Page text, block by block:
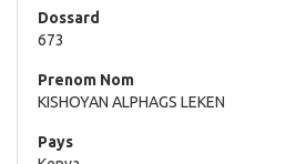
673
KISHOYAN ALPHAGS LEKEN